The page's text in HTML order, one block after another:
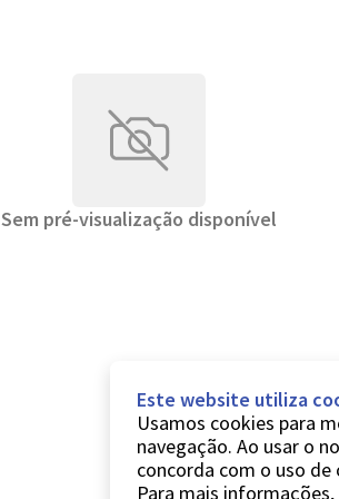
Sem pré-visualização disponível
Este website utiliza
Usamos cookies para
navegação. Ao usar o
concorda com o uso de
Para mais